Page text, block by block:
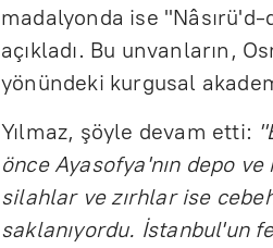
madalyonda ise "Nâsırü'd-
açıkladı. Bu unvanların,
yönündeki kurgusal
Yılmaz, şöyle devam etti:
önce Ayasofya'nın depo
silahlar ve zırhlar ise
saklanıyordu. İstanbul'un